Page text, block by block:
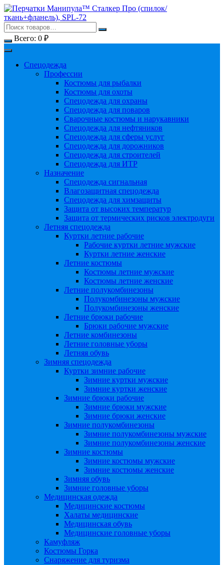
Перейти
к
содержимому
Всего: 0 ₽
Спецодежда
Профессии
Костюмы для рыбалки
Костюмы для охоты
Спецодежда для охраны
Спецодежда для поваров
Сварочные костюмы и нарукавники
Спецодежда для нефтяников
Спецодежда для сферы услуг
Спецодежда для дорожников
Спецодежда для строителей
Спецодежда для ИТР
Назначение
Спецодежда сигнальная
Влагозащитная спецодежда
Спецодежда для химзащиты
Защита от высоких температур
Защита от термических рисков электродуги
Летняя спецодежда
Куртки летние рабочие
Рабочие куртки летние мужские
Куртки летние женские
Летние костюмы
Костюмы летние мужские
Костюмы летние женские
Летние полукомбинезоны
Полукомбинезоны мужские
Полукомбинезоны женские
Летние брюки рабочие
Брюки рабочие мужские
Летние комбинезоны
Летние головные уборы
Летняя обувь
Зимняя спецодежда
Куртки зимние рабочие
Зимние куртки мужские
Зимние куртки женские
Зимние брюки рабочие
Зимние брюки мужские
Зимние брюки женские
Зимние полукомбинезоны
Зимние полукомбинезоны мужские
Зимние полукомбинезоны женские
Зимние костюмы
Зимние костюмы мужские
Зимние костюмы женские
Зимняя обувь
Зимние головные уборы
Медицинская одежда
Медицинские костюмы
Халаты медицинские
Медицинская обувь
Медицинские головные уборы
Камуфляж
Костюмы Горка
Снаряжение для туризма